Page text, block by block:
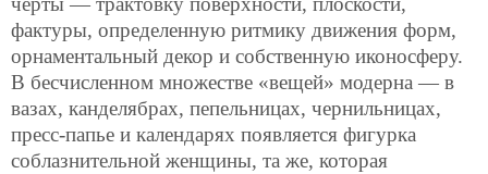
фактуры, определенную ритмику движения форм,
орнаментальный декор и собственную иконосферу.
В бесчисленном множестве «вещей» модерна — в
вазах, канделябрах, пепельницах, чернильницах,
пресс-папье и календарях появляется фигурка
соблазнительной женщины, та же, которая